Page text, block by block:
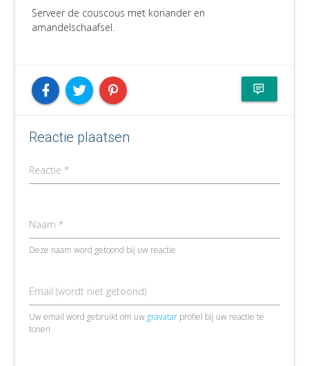
Serveer de couscous met koriander en
amandelschaafsel.
Reactie plaatsen
Reactie *
Naam *
Deze naam word getoond bij uw reactie
Email (wordt niet getoond)
Uw email word gebruikt om uw gravatar profiel bij uw reactie te
tonen